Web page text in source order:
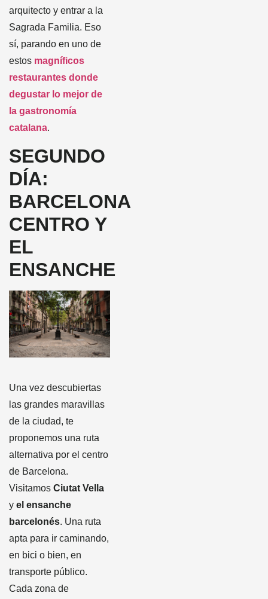
arquitecto y entrar a la
Sagrada Familia. Eso
sí, parando en uno de
estos magníficos
restaurantes donde
degustar lo mejor de
la gastronomía
catalana.
SEGUNDO
DÍA:
BARCELONA
CENTRO Y
EL
ENSANCHE
Una vez descubiertas
las grandes maravillas
de la ciudad, te
proponemos una ruta
alternativa por el centro
de Barcelona.
Visitamos Ciutat Vella
y el ensanche
barcelonés. Una ruta
apta para ir caminando,
en bici o bien, en
transporte público.
Cada zona de